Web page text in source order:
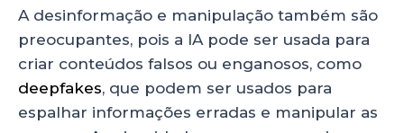
A desinformação e manipulação também são
preocupantes, pois a IA pode ser usada para
criar conteúdos falsos ou enganosos, como
deepfakes, que podem ser usados para
espalhar informações erradas e manipular as